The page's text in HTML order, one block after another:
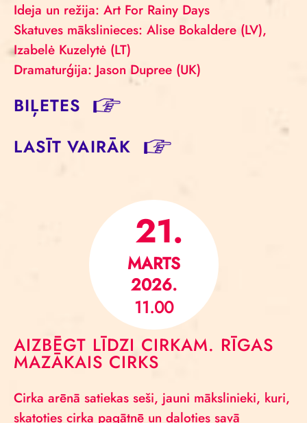
Ideja un režija: Art For Rainy Days
Skatuves mākslinieces: Alise Bokaldere (LV),
Izabelė Kuzelytė (LT)
Dramaturģija: Jason Dupree (UK)
BIĻETES
LASĪT VAIRĀK
21.
MARTS
2026.
11.00
AIZBĒGT LĪDZI CIRKAM. RĪGAS
MAZĀKAIS CIRKS
Cirka arēnā satiekas seši, jauni mākslinieki, kuri,
skatoties cirka pagātnē un daloties savā